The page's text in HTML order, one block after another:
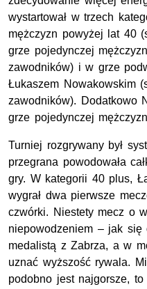
wystartował w trzech
mężczyzn powyżej lat 40
grze pojedynczej
zawodników) i w grze
Łukaszem Nowakowskim
zawodników). Dodatkowo
grze pojedynczej
Turniej rozgrywany był
przegrana powodowała
gry. W kategorii 40 plus,
wygrał dwa pierwsze
czwórki. Niestety mecz o
niepowodzeniem – jak się
medalistą z Zabrza, a w
uznać wyższość rywala.
podobno jest najgorsze,